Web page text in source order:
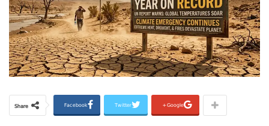
Share Facebook Twitter Google+